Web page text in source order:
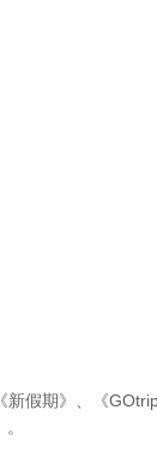
《新假期》 《GOtrip
。